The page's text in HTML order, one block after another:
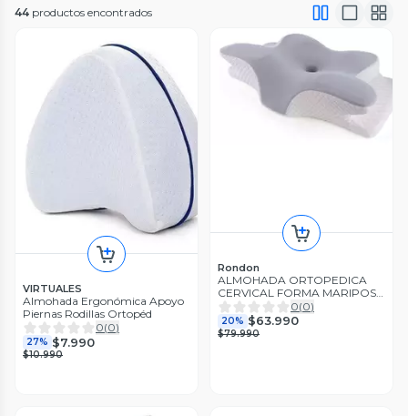
44 productos encontrados
VIRTUALES
Almohada Ergonómica Apoyo
Piernas Rodillas Ortopéd
0(0)
27% $7.990
$10.990
Rondon
ALMOHADA ORTOPEDICA
CERVICAL FORMA MARIPOSA
ERGONOMICA LAU
0(0)
20% $63.990
$79.990